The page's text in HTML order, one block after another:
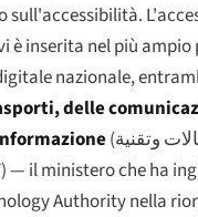
sull'accessibilità.
è inserita nel più
nazionale,
delle
(وتقنية
— il ministero che ha
Authority nella